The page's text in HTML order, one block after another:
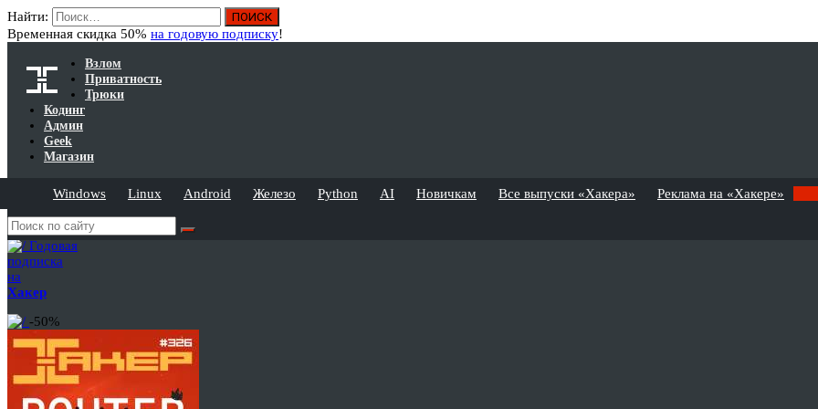
Найти:
Временная скидка 50% на годовую подписку!
Взлом
Приватность
Трюки
Кодинг
Админ
Geek
Магазин
Windows Linux Android Железо Python AI Новичкам Все выпуски «Хакера» Реклама на «Хакере»
Годовая
подписка
на
Хакер
-50%